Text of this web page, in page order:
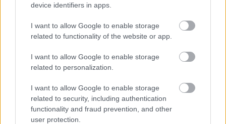
device identifiers in apps.
I want to allow Google to enable storage
related to functionality of the website or app.
I want to allow Google to enable storage
related to personalization.
I want to allow Google to enable storage
related to security, including authentication
functionality and fraud prevention, and other
user protection.
Megosztás
Küldés
Messengeren